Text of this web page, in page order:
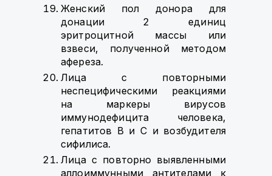
Женский пол донора для
донации 2 единиц
эритроцитной массы или
взвеси, полученной методом
афереза.
Лица с повторными
неспецифическими реакциями
на маркеры вирусов
иммунодефицита человека,
гепатитов В и С и возбудителя
сифилиса.
Лица с повторно выявленными
аллоиммунными антителами к